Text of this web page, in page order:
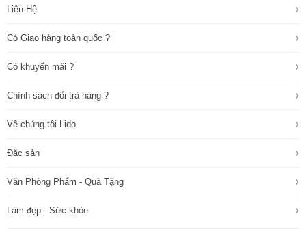
Liên Hệ ›
Có Giao hàng toàn quốc ? ›
Có khuyến mãi ? ›
Chính sách đổi trả hàng ? ›
Về chúng tôi Lido ›
Đặc sản ›
Văn Phòng Phẩm - Quà Tặng ›
Làm đẹp - Sức khỏe ›